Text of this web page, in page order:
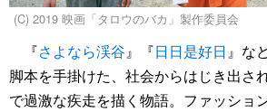
(C) 2019 映画「タロウのバカ」製作委員会
『さよなら渓谷』『日日是好日』な
脚本を手掛けた、社会からはじき出さ
で過激な疾走を描く物語。ファッショ